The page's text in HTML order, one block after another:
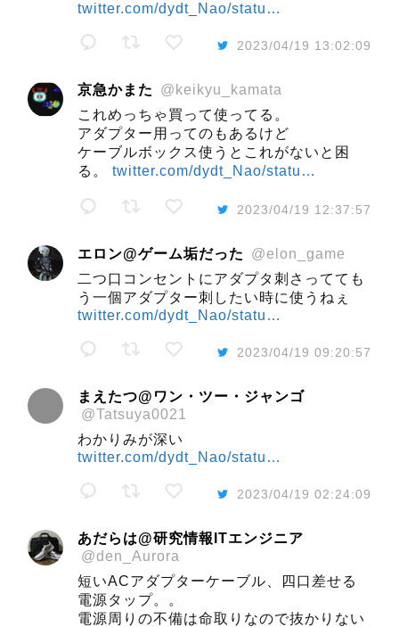
twitter.com/dydt_Nao/statu…
2023/04/19 13:02:09
京急かまた
@keikyu_kamata
これめっちゃ買って使ってる。
アダプター用ってのもあるけど
ケーブルボックス使うとこれがないと困
る。 twitter.com/dydt_Nao/statu…
2023/04/19 12:37:57
エロン@ゲーム垢だった
@elon_game
二つ口コンセントにアダプタ刺さってても
う一個アダプター刺したい時に使うねぇ
twitter.com/dydt_Nao/statu…
2023/04/19 09:20:57
まえたつ@ワン・ツー・ジャンゴ
@Tatsuya0021
わかりみが深い
twitter.com/dydt_Nao/statu…
2023/04/19 02:24:09
あだらは@研究情報ITエンジニア
@den_Aurora
短いACアダプターケーブル、四口差せる
電源タップ。。
電源周りの不備は命取りなので抜かりない